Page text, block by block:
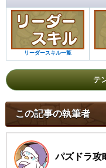
リーダースキル一覧
テ
この記事の執筆者
パズドラ攻